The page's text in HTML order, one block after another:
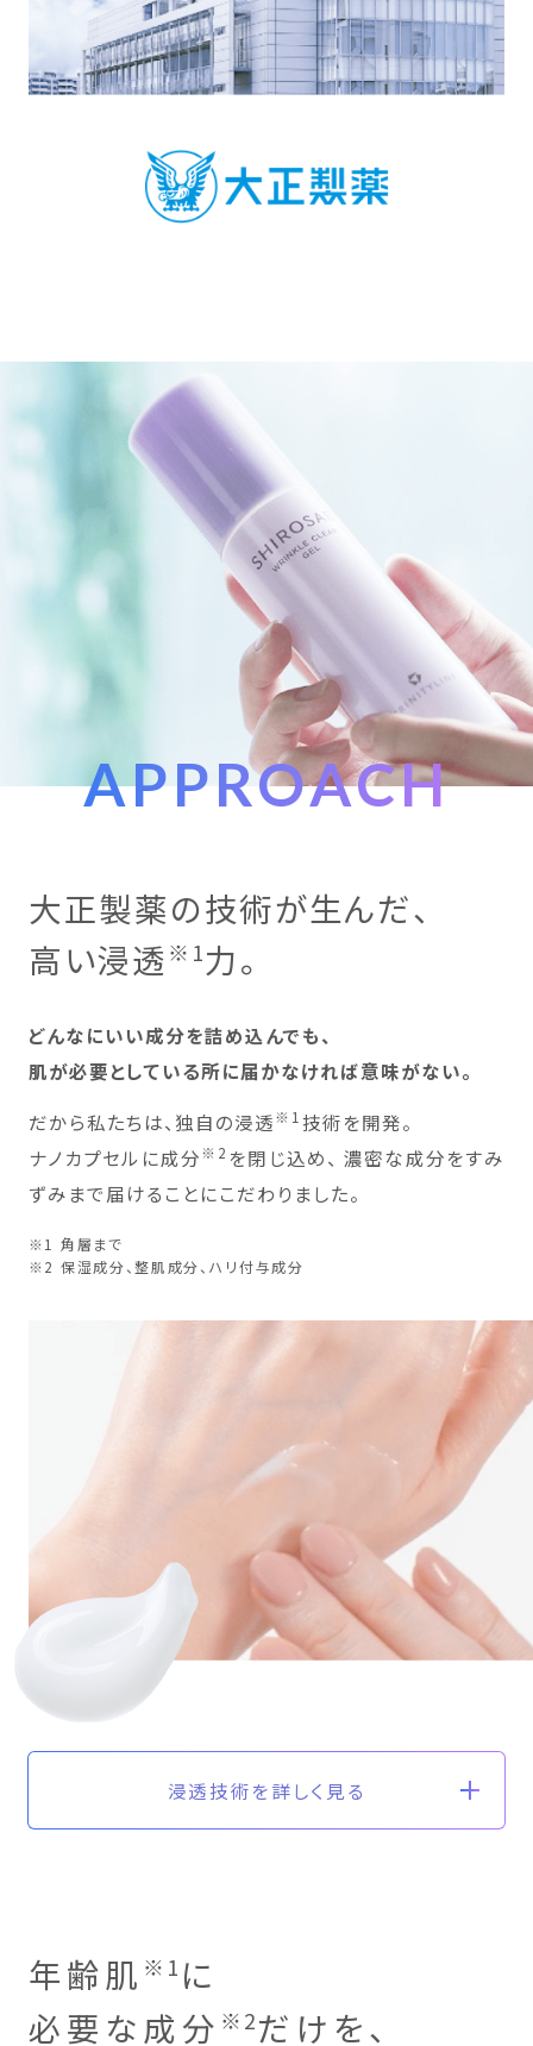
APPROACH
大正製薬の技術が生んだ、
高い浸透※1力。
どんなにいい成分を詰め込んでも、
肌が必要としている所に届かなければ意味がない。
だから私たちは、独自の浸透※1 技術を開発。
ナノカプセルに成分※2 を閉じ込め、 濃密な成分をすみ
ずみまで届けることにこだわりました。
※1 角層まで
※2 保湿成分、整肌成分、ハリ付与成分
浸透技術を詳しく見る
年齢肌 ※1 に
必要な成分 ※2だけを、